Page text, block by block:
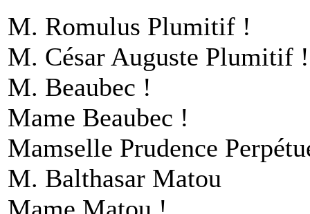
M. Romulus Plumitif !
M. César Auguste Plumitif !
M. Beaubec !
Mame Beaubec !
Mamselle Prudence
M. Balthasar Matou